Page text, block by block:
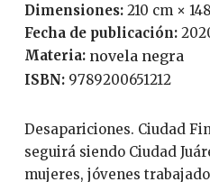
Dimensiones: 210 cm ×
Fecha de publicación:
Materia: novela negra
ISBN: 9789200651212
Desapariciones. Ciudad Final. Eso parece que
seguirá siendo Ciudad
mujeres, jóvenes